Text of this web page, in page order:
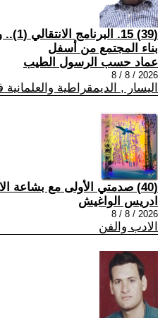
(39)
بناء المجتمع من أسفل
عماد حسب الرسول الطيب
2026 / 8 / 8
اليسار , الديمقراطية
(40) صدمتي الأولى مع بشاعة الاحتلال في سبتة..!!
ادريس الواغيش
2026 / 8 / 8
الادب والفن